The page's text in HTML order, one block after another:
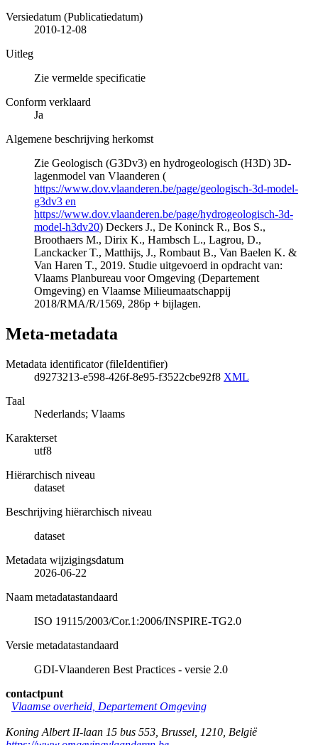
Versiedatum (Publicatiedatum)
2010-12-08
Uitleg
Zie vermelde specificatie
Conform verklaard
Ja
Algemene beschrijving herkomst
Zie Geologisch (G3Dv3) en hydrogeologisch (H3D) 3D-
lagenmodel van Vlaanderen (
https://www.dov.vlaanderen.be/page/geologisch-3d-model-
g3dv3 en
https://www.dov.vlaanderen.be/page/hydrogeologisch-3d-
model-h3dv20) Deckers J., De Koninck R., Bos S.,
Broothaers M., Dirix K., Hambsch L., Lagrou, D.,
Lanckacker T., Matthijs, J., Rombaut B., Van Baelen K. &
Van Haren T., 2019. Studie uitgevoerd in opdracht van:
Vlaams Planbureau voor Omgeving (Departement
Omgeving) en Vlaamse Milieumaatschappij
2018/RMA/R/1569, 286p + bijlagen.
Meta-metadata
Metadata identificator (fileIdentifier)
d9273213-e598-426f-8e95-f3522cbe92f8 XML
Taal
Nederlands; Vlaams
Karakterset
utf8
Hiërarchisch niveau
dataset
Beschrijving hiërarchisch niveau
dataset
Metadata wijzigingsdatum
2026-06-22
Naam metadatastandaard
ISO 19115/2003/Cor.1:2006/INSPIRE-TG2.0
Versie metadatastandaard
GDI-Vlaanderen Best Practices - versie 2.0
contactpunt
Vlaamse overheid, Departement Omgeving
Koning Albert II-laan 15 bus 553 Brussel 1210 België